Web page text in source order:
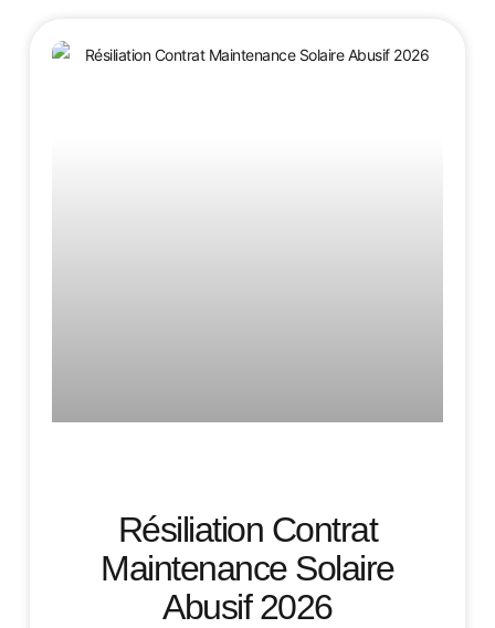
Résiliation Contrat
Maintenance Solaire
Abusif 2026